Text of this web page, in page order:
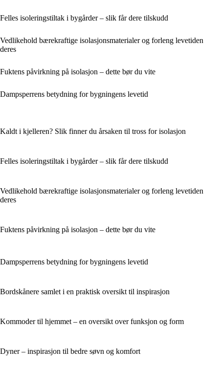
Felles isoleringstiltak i bygårder – slik får dere tilskudd
Vedlikehold bærekraftige isolasjonsmaterialer og forleng levetiden
deres
Fuktens påvirkning på isolasjon – dette bør du vite
Dampsperrens betydning for bygningens levetid
Kaldt i kjelleren? Slik finner du årsaken til tross for isolasjon
Felles isoleringstiltak i bygårder – slik får dere tilskudd
Vedlikehold bærekraftige isolasjonsmaterialer og forleng levetiden
deres
Fuktens påvirkning på isolasjon – dette bør du vite
Dampsperrens betydning for bygningens levetid
Bordskånere samlet i en praktisk oversikt til inspirasjon
Kommoder til hjemmet – en oversikt over funksjon og form
Dyner – inspirasjon til bedre søvn og komfort